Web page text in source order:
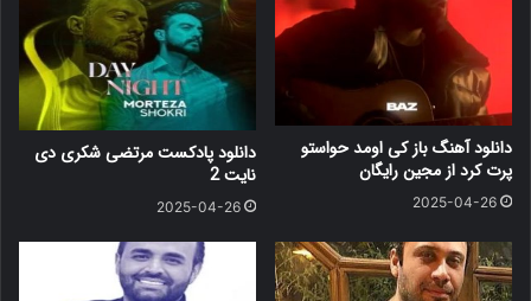
دانلود آهنگ باز کی اومد حواستو
پرت کرد از مجین رایگان
2025-04-26
دانلود پادکست مرتضی شکری دی
نایت 2
2025-04-26